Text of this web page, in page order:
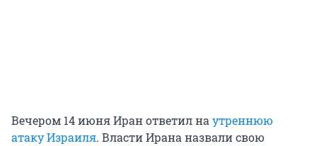
Вечером 14 июня Иран ответил на утреннюю
атаку Израиля. Власти Ирана назвали свою